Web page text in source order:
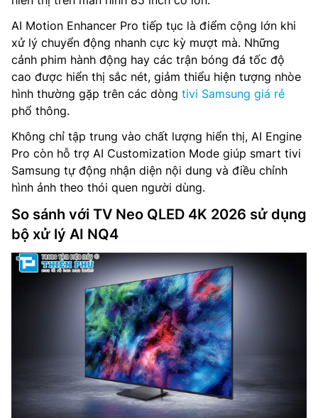
AI Motion Enhancer Pro tiếp tục là điểm cộng lớn khi
xử lý chuyển động nhanh cực kỳ mượt mà. Những
cảnh phim hành động hay các trận bóng đá tốc độ
cao được hiển thị sắc nét, giảm thiểu hiện tượng nhòe
hình thường gặp trên các dòng tivi Samsung giá rẻ
phổ thông.
Không chỉ tập trung vào chất lượng hiển thị, AI Engine
Pro còn hỗ trợ AI Customization Mode giúp smart tivi
Samsung tự động nhận diện nội dung và điều chỉnh
hình ảnh theo thói quen người dùng.
So sánh với TV Neo QLED 4K 2026 sử dụng
bộ xử lý AI NQ4